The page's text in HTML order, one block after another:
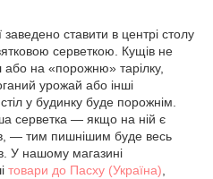
ставити в центрі столу
серветкою. Кущів не
або на «порожню» тарілку,
урожай або інші
у будинку буде порожнім.
серветка — якщо на ній є
— тим пишнішим буде весь
У нашому магазині
товари до Пасху (Україна)